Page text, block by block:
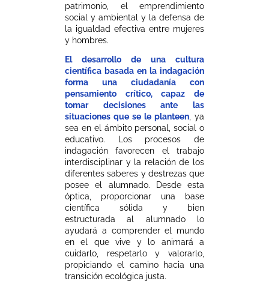
patrimonio, el emprendimiento
social y ambiental y la defensa de
la igualdad efectiva entre mujeres
y hombres.
El desarrollo de una cultura
científica basada en la indagación
forma una ciudadanía con
pensamiento crítico, capaz de
tomar decisiones ante las
situaciones que se le planteen, ya
sea en el ámbito personal, social o
educativo. Los procesos de
indagación favorecen el trabajo
interdisciplinar y la relación de los
diferentes saberes y destrezas que
posee el alumnado. Desde esta
óptica, proporcionar una base
científica sólida y bien
estructurada al alumnado lo
ayudará a comprender el mundo
en el que vive y lo animará a
cuidarlo, respetarlo y valorarlo,
propiciando el camino hacia una
transición ecológica justa.